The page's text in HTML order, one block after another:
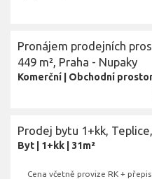
Pronájem prodejních
449 m², Praha - Nupaky
Komerční Obchodní
Prodej bytu 1+kk,
Byt 1+kk 31m²
Cena včetně provize RK +